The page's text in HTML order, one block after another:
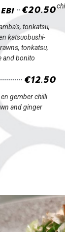
€20.50
tonkatsu,
katsuobushi-
tonkatsu,
and bonito
€12.50
gember chilli
and ginger